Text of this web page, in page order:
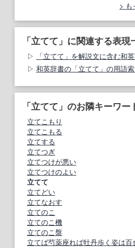
も
「立てて」に関連する表現
「立てて」を解説文に含む和
和英辞書の「立てて」の用語索
「立てて」のお隣キーワー
立てこもり
立てこもる
立てする
立てつぎ
立てつけが悪い
立てつけのよい
立てて
立てどい
立てなおす
立てのこ
立てのこ機
立てのこ盤
立てば芍薬座れば牡丹歩く姿は百